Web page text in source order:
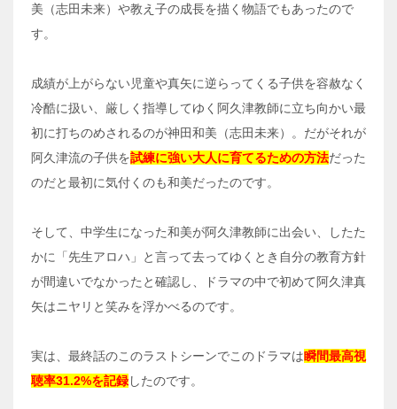
美（志田未来）や教え子の成長を描く物語でもあったので
す。
成績が上がらない児童や真矢に逆らってくる子供を容赦なく
冷酷に扱い、厳しく指導してゆく阿久津教師に立ち向かい最
初に打ちのめされるのが神田和美（志田未来）。だがそれが
阿久津流の子供を試練に強い大人に育てるための方法だった
のだと最初に気付くのも和美だったのです。
そして、中学生になった和美が阿久津教師に出会い、したた
かに「先生アロハ」と言って去ってゆくとき自分の教育方針
が間違いでなかったと確認し、ドラマの中で初めて阿久津真
矢はニヤリと笑みを浮かべるのです。
実は、最終話のこのラストシーンでこのドラマは瞬間最高視
聴率31.2%を記録したのです。